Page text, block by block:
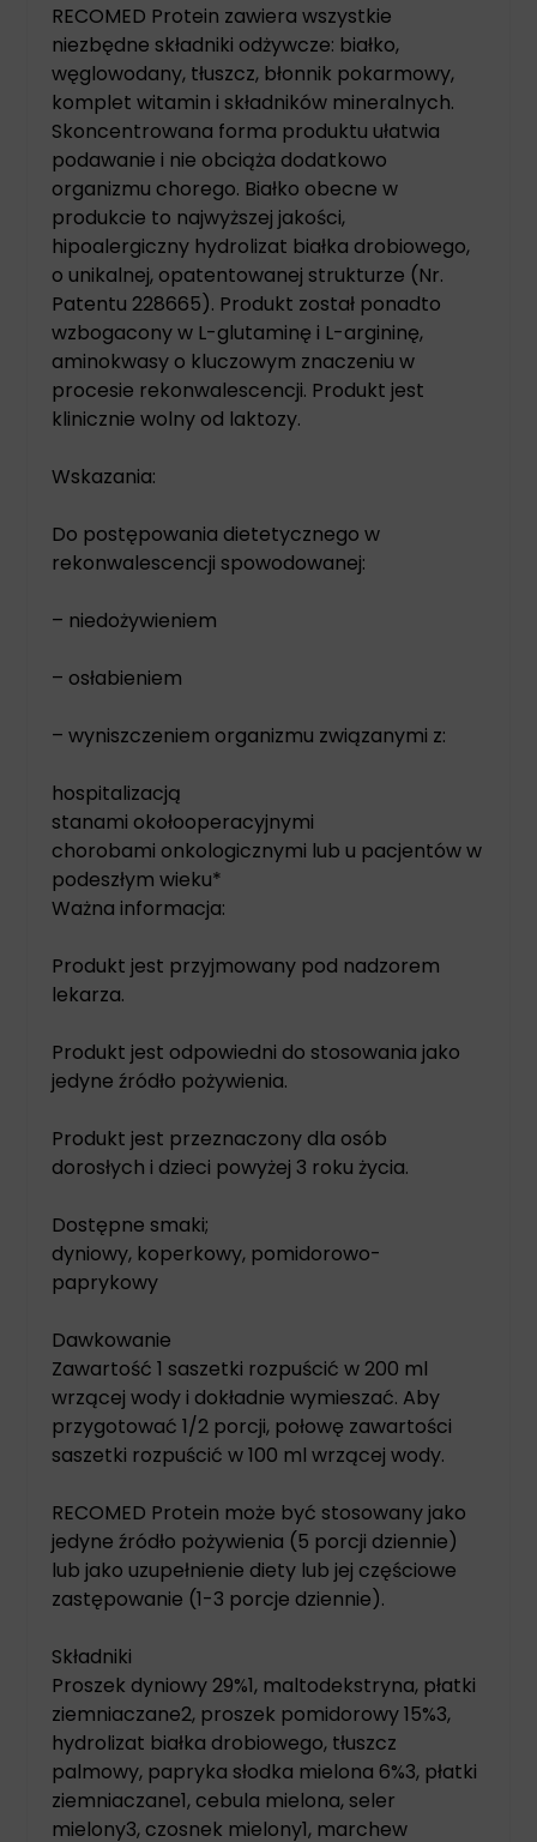
RECOMED Protein zawiera wszystkie
niezbędne składniki odżywcze: białko,
węglowodany, tłuszcz, błonnik pokarmowy,
komplet witamin i składników mineralnych.
Skoncentrowana forma produktu ułatwia
podawanie i nie obciąża dodatkowo
organizmu chorego. Białko obecne w
produkcie to najwyższej jakości,
hipoalergiczny hydrolizat białka drobiowego,
o unikalnej, opatentowanej strukturze (Nr.
Patentu 228665). Produkt został ponadto
wzbogacony w L-glutaminę i L-argininę,
aminokwasy o kluczowym znaczeniu w
procesie rekonwalescencji. Produkt jest
klinicznie wolny od laktozy.
Wskazania:
Do postępowania dietetycznego w
rekonwalescencji spowodowanej:
– niedożywieniem
– osłabieniem
– wyniszczeniem organizmu związanymi z:
hospitalizacją
stanami okołooperacyjnymi
chorobami onkologicznymi lub u pacjentów w
podeszłym wieku*
Ważna informacja:
Produkt jest przyjmowany pod nadzorem
lekarza.
Produkt jest odpowiedni do stosowania jako
jedyne źródło pożywienia.
Produkt jest przeznaczony dla osób
dorosłych i dzieci powyżej 3 roku życia.
Dostępne smaki;
dyniowy, koperkowy, pomidorowo-
paprykowy
Dawkowanie
Zawartość 1 saszetki rozpuścić w 200 ml
wrzącej wody i dokładnie wymieszać. Aby
przygotować 1/2 porcji, połowę zawartości
saszetki rozpuścić w 100 ml wrzącej wody.
RECOMED Protein może być stosowany jako
jedyne źródło pożywienia (5 porcji dziennie)
lub jako uzupełnienie diety lub jej częściowe
zastępowanie (1-3 porcje dziennie).
Składniki
Proszek dyniowy 29%1, maltodekstryna, płatki
ziemniaczane2, proszek pomidorowy 15%3,
hydrolizat białka drobiowego, tłuszcz
palmowy, papryka słodka mielona 6%3, płatki
ziemniaczane1, cebula mielona, seler
mielony3, czosnek mielony1, marchew